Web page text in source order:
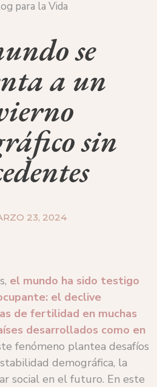
para la Vida
se
a un
sin
23, 2024
el mundo ha sido testigo
el declive
de fertilidad en muchas
desarrollados como en
fenómeno plantea desafíos
demográfica, la
social en el futuro. En este